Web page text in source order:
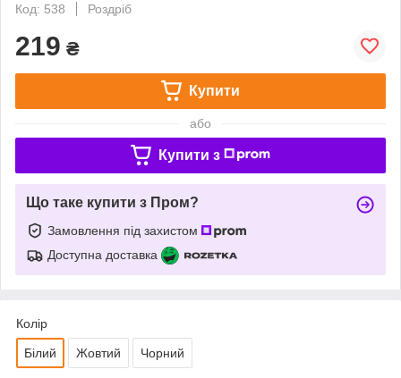
Код: 538
Роздріб
219 ₴
Купити
або
Купити з
Що таке купити з Пром?
Замовлення під захистом
Доступна доставка
Колір
Білий Жовтий Чорний